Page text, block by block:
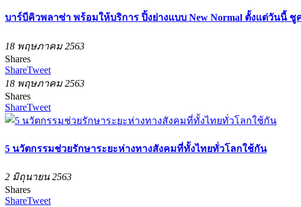
บาร์บีคิวพลาซ่า พร้อมให้บริการ ปิ้งย่างแบบ New Normal ตั้งแต่วันนี้
18 พฤษภาคม 2563
Shares
ShareTweet
18 พฤษภาคม 2563
Shares
ShareTweet
5 นวัตกรรมช่วยรักษาระยะห่างทางสังคมที่ทั้งไทยทั่วโลกใช้กัน
2 มิถุนายน 2563
Shares
ShareTweet